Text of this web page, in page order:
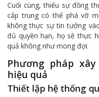
Cuối cùng, thiếu sự đồng
cấp trung có thể phá vỡ
không thực sự tin tưởng
đủ quyền hạn, họ sẽ thực
quả không như mong đợi.
Phương pháp
hiệu quả
Thiết lập hệ thống